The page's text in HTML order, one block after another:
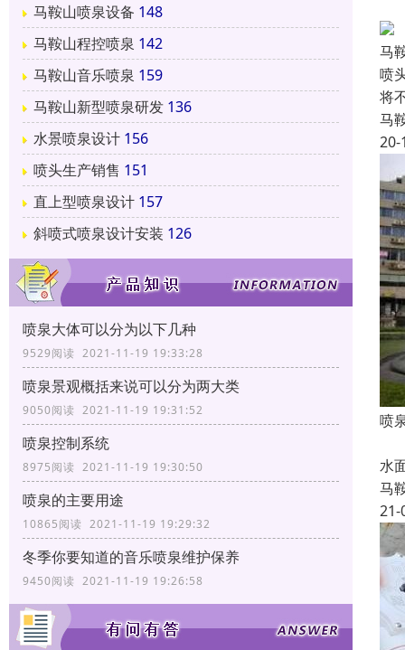
马鞍山喷泉设备 148
马鞍山程控喷泉 142
马鞍山音乐喷泉 159
马鞍山新型喷泉研发 136
水景喷泉设计 156
喷头生产销售 151
直上型喷泉设计 157
斜喷式喷泉设计安装 126
喷泉大体可以分为以下几种
9529阅读 2021-11-19 19:33:28
喷泉景观概括来说可以分为两大类
9050阅读 2021-11-19 19:31:52
喷泉控制系统
8975阅读 2021-11-19 19:30:50
喷泉的主要用途
10865阅读 2021-11-19 19:29:32
冬季你要知道的音乐喷泉维护保养
9450阅读 2021-11-19 19:26:58
马
喷
将
马
20-
喷
水
马
21-